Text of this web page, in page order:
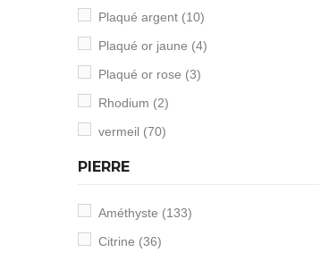
Plaqué argent (10)
Plaqué or jaune (4)
Plaqué or rose (3)
Rhodium (2)
vermeil (70)
PIERRE
Améthyste (133)
Citrine (36)